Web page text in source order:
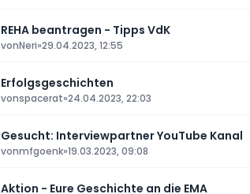
REHA beantragen - Tipps VdK
vonNeri»29.04.2023, 12:55
Erfolgsgeschichten
vonspacerat»24.04.2023, 22:03
Gesucht: Interviewpartner YouTube Kanal
vonmfgoenk»19.03.2023, 09:08
Aktion - Eure Geschichte an die EMA